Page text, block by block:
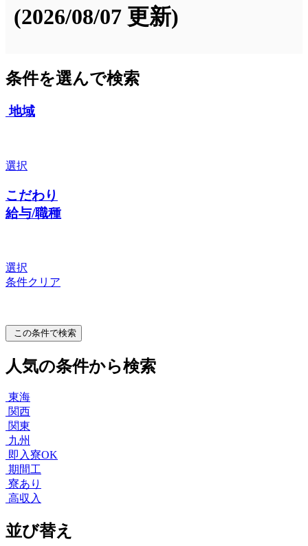
(2026/08/07 更新)
条件を選んで検索
地域
選択
こだわり
給与/職種
選択
条件クリア
この条件で検索
人気の条件から検索
東海
関西
関東
九州
即入寮OK
期間工
寮あり
高収入
並び替え